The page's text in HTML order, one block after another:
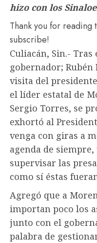
hizo con los
Thank you for
subscribe!
Culiacán, Sin.-
gobernador; Rubén
visita del
el líder estatal de
Sergio Torres, se
exhortó al
venga con giras a
agenda de
supervisar las
como sí éstas
Agregó que a
importan poco los
junto con el
palabra de